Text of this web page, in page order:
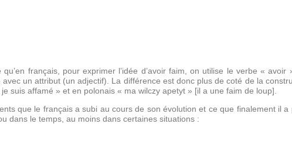
français, pour exprimer l’idée d’avoir faim, on utilise le verbe « avoir
un attribut (un adjectif). La différence est donc plus de coté de la
suis affamé » et en polonais « ma wilczy apetyt » [il a une faim de loup].
que le français a subi au cours de son évolution et ce que finalement il a
dans le temps, au moins dans certaines situations :